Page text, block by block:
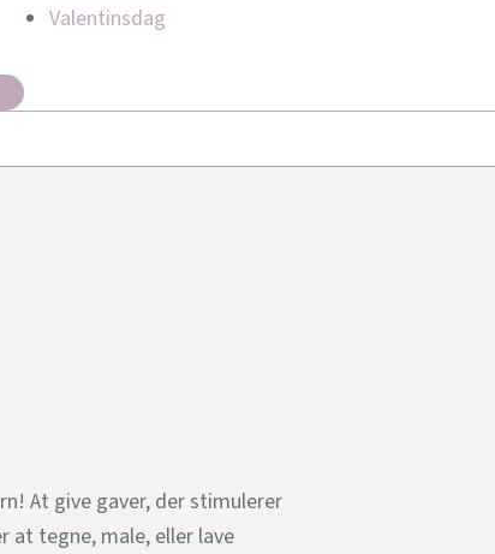
Valentinsdag
At give gaver, der stimulerer
at tegne, male, eller lave